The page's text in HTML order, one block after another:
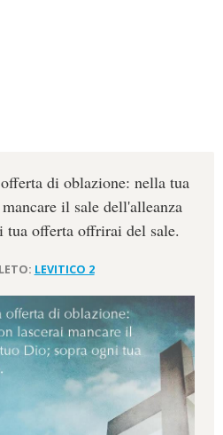
di oblazione: nella tua
il sale dell'alleanza
offerta offrirai del sale.
LEVITICO 2